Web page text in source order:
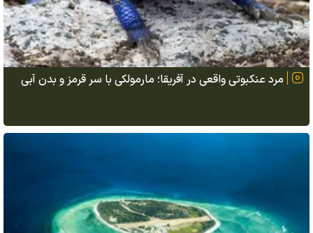
مرد عنکبوتی واقعی در آفریقا؛ مارمولکی با سر قرمز و بدن آبی